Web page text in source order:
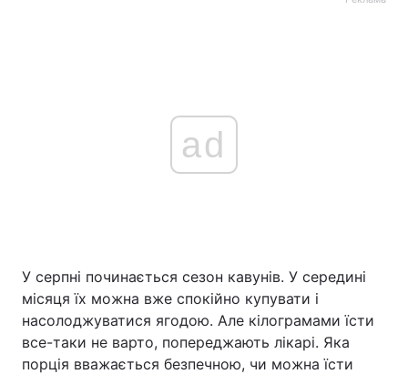
Війна
Україна Політика
ad
У серпні починається сезон кавунів. У середині
місяця їх можна вже спокійно купувати і
насолоджуватися ягодою. Але кілограмами їсти
все-таки не варто, попереджають лікарі. Яка
порція вважається безпечною, чи можна їсти